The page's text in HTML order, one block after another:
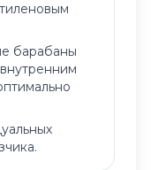
барабаны